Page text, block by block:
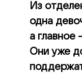
Из
одна
а главное
Они уже